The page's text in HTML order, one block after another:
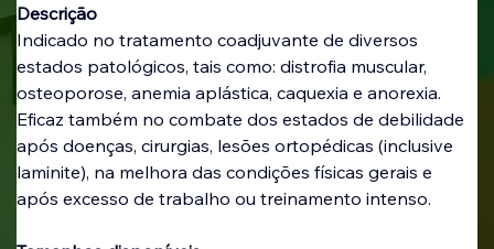
Descrição
Indicado no tratamento coadjuvante de diversos
estados patológicos, tais como: distrofia muscular,
osteoporose, anemia aplástica, caquexia e anorexia.
Eficaz também no combate dos estados de debilidade
após doenças, cirurgias, lesões ortopédicas (inclusive
laminite), na melhora das condições físicas gerais e
após excesso de trabalho ou treinamento intenso.